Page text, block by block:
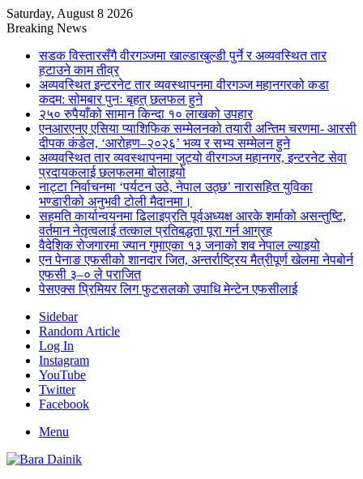
Saturday, August 8 2026
Breaking News
सडक विस्तारसँगै वीरगञ्जमा खाल्डाखुल्डी पुर्ने र अव्यवस्थित तार
हटाउने काम तीव्र
अव्यवस्थित इन्टरनेट तार व्यवस्थापनमा वीरगञ्ज महानगरको कडा
कदम: सोमबार पुनः बृहत् छलफल हुने
२५० रुपैयाँको सामान किन्दा १० लाखको उपहार
एनआरएनए एसिया प्याशिफिक सम्मेलनको तयारी अन्तिम चरणमा- आरसी
दीपक कंडेल, ‘आरोहण–२०२६’ भव्य र सभ्य सम्मेलन हुने
अव्यवस्थित तार व्यवस्थापनमा जुट्यो वीरगञ्ज महानगर, इन्टरनेट सेवा
प्रदायकलाई छलफलमा बोलाइयो
नाट्टा निर्वाचनमा ‘पर्यटन उठे, नेपाल उठ्छ’ नारासहित युविका
भण्डारीको अनुभवी टोली मैदानमा।
सहमति कार्यान्वयनमा ढिलाइप्रति पूर्वअध्यक्ष आरके शर्माको असन्तुष्टि,
वर्तमान नेतृत्वलाई तत्काल प्रतिबद्धता पूरा गर्न आग्रह
वैदेशिक रोजगारमा ज्यान गुमाएका १३ जनाको शव नेपाल ल्याइयो
एन पेनाङ एफसीको शानदार जित, अन्तर्राष्ट्रिय मैत्रीपूर्ण खेलमा नेपबोर्न
एफसी ३–० ले पराजित
पेसएक्स प्रिमियर लिग फुटसलको उपाधि मेन्टेन एफसीलाई
Sidebar
Random Article
Log In
Instagram
YouTube
Twitter
Facebook
Menu